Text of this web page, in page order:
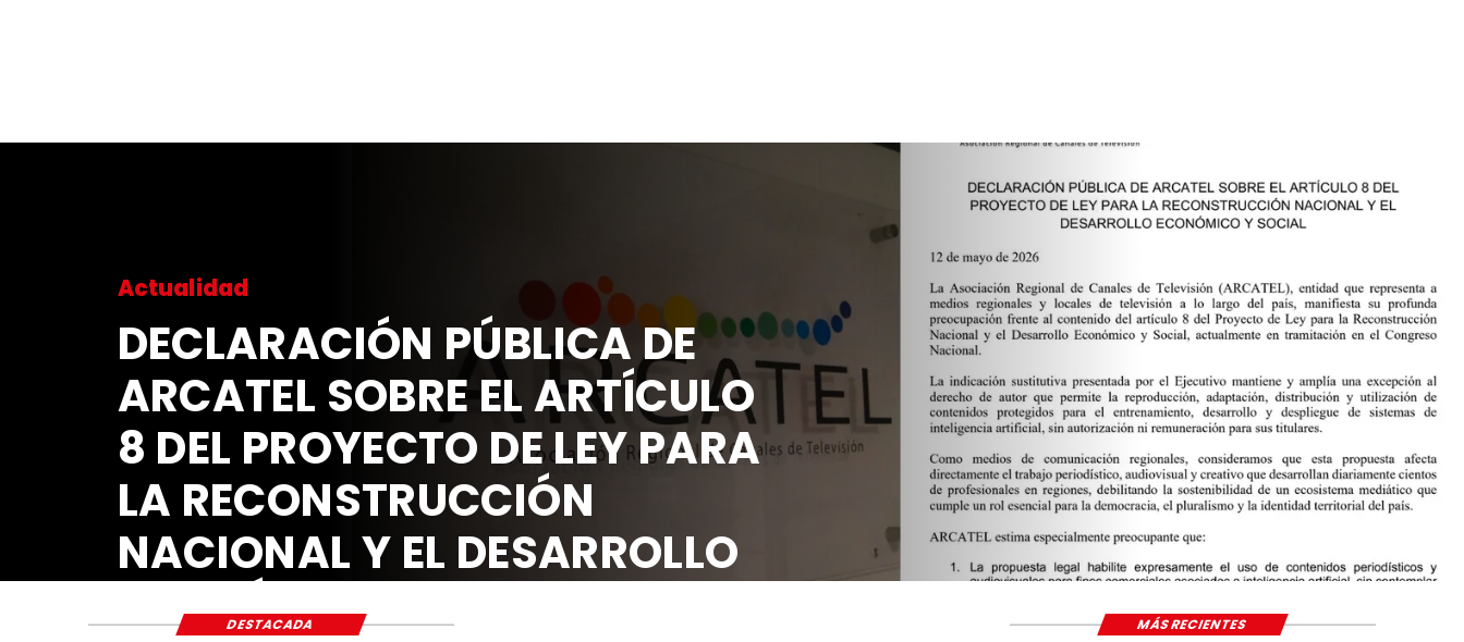
Actualidad
DECLARACIÓN PÚBLICA DE
ARCATEL SOBRE EL ARTÍCULO
8 DEL PROYECTO DE LEY PARA
LA RECONSTRUCCIÓN
NACIONAL Y EL DESARROLLO
ECONÓMICO Y SOCIAL
DESTACADA MÁS RECIENTES